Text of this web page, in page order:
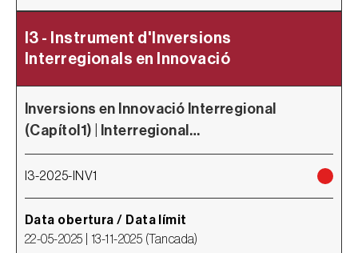
I3 - Instrument d'Inversions
Interregionals en Innovació
Inversions en Innovació Interregional
(Capítol1) | Interregional…
I3-2025-INV1
Data obertura / Data límit
22-05-2025 | 13-11-2025 ( Tancada)